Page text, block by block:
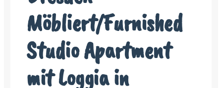
Möbliert/Furnished
Studio Apartment
mit Loggia in